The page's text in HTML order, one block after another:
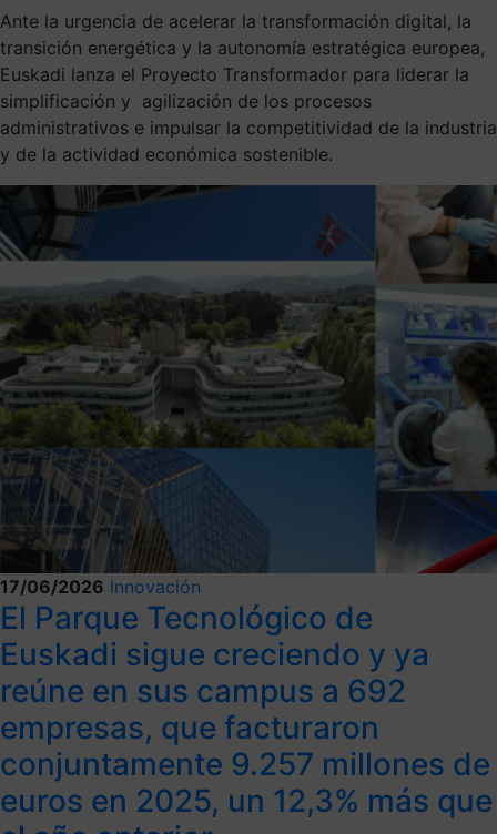
Ante la urgencia de acelerar la transformación digital, la
transición energética y la autonomía estratégica europea,
Euskadi lanza el Proyecto Transformador para liderar la
simplificación y agilización de los procesos
administrativos e impulsar la competitividad de la industria
y de la actividad económica sostenible.
17/06/2026 Innovación
El Parque Tecnológico de
Euskadi sigue creciendo y ya
reúne en sus campus a 692
empresas, que facturaron
conjuntamente 9.257 millones de
euros en 2025, un 12,3% más que